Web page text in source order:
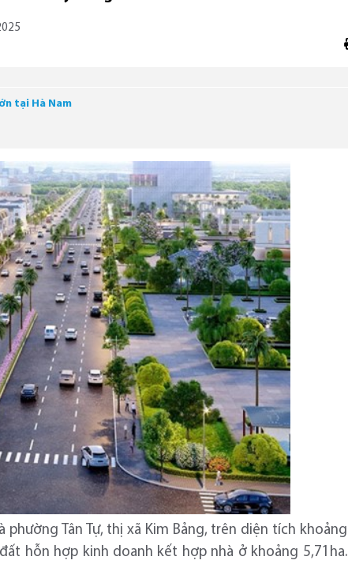
tại Hà Nam
Tân Tự, thị xã Kim Bảng, trên diện tích khoảng
hỗn hợp kinh doanh kết hợp nhà ở khoảng 5,71ha.